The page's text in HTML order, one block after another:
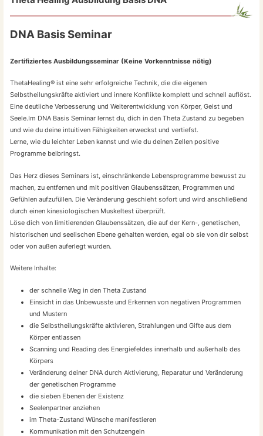
DNA Basis Seminar
Zertifiziertes Ausbildungsseminar (Keine Vorkenntnisse nötig)
ThetaHealing® ist eine sehr erfolgreiche Technik, die die eigenen
Selbstheilungskräfte aktiviert und innere Konflikte komplett und schnell auflöst.
Eine deutliche Verbesserung und Weiterentwicklung von Körper, Geist und
Seele.Im DNA Basis Seminar lernst du, dich in den Theta Zustand zu begeben
und wie du deine intuitiven Fähigkeiten erweckst und vertiefst.
Lerne, wie du leichter Leben kannst und wie du deinen Zellen positive
Programme beibringst.
Das Herz dieses Seminars ist, einschränkende Lebensprogramme bewusst zu
machen, zu entfernen und mit positiven Glaubenssätzen, Programmen und
Gefühlen aufzufüllen. Die Veränderung geschieht sofort und wird anschließend
durch einen kinesiologischen Muskeltest überprüft.
Löse dich von limitierenden Glaubenssätzen, die auf der Kern-, genetischen,
historischen und seelischen Ebene gehalten werden, egal ob sie von dir selbst
oder von außen auferlegt wurden.
Weitere Inhalte:
der schnelle Weg in den Theta Zustand
Einsicht in das Unbewusste und Erkennen von negativen Programmen
und Mustern
die Selbstheilungskräfte aktivieren, Strahlungen und Gifte aus dem
Körper entlassen
Scanning und Reading des Energiefeldes innerhalb und außerhalb des
Körpers
Veränderung deiner DNA durch Aktivierung, Reparatur und Veränderung
der genetischen Programme
die sieben Ebenen der Existenz
Seelenpartner anziehen
im Theta-Zustand Wünsche manifestieren
Kommunikation mit den Schutzengeln